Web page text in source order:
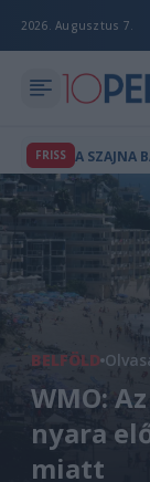
2026. Augusztus 7.
FRISS
BELFÖLD
WMO:
nyara
miatt